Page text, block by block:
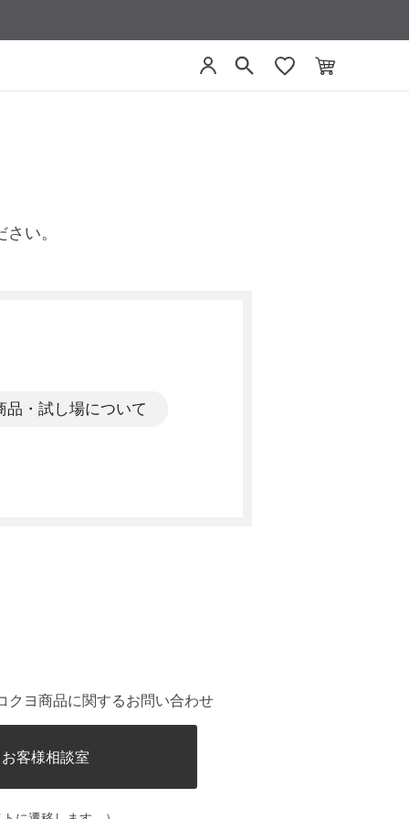
い。
品・試し場について
クヨ商品に関するお問い合わせ
客様相談室